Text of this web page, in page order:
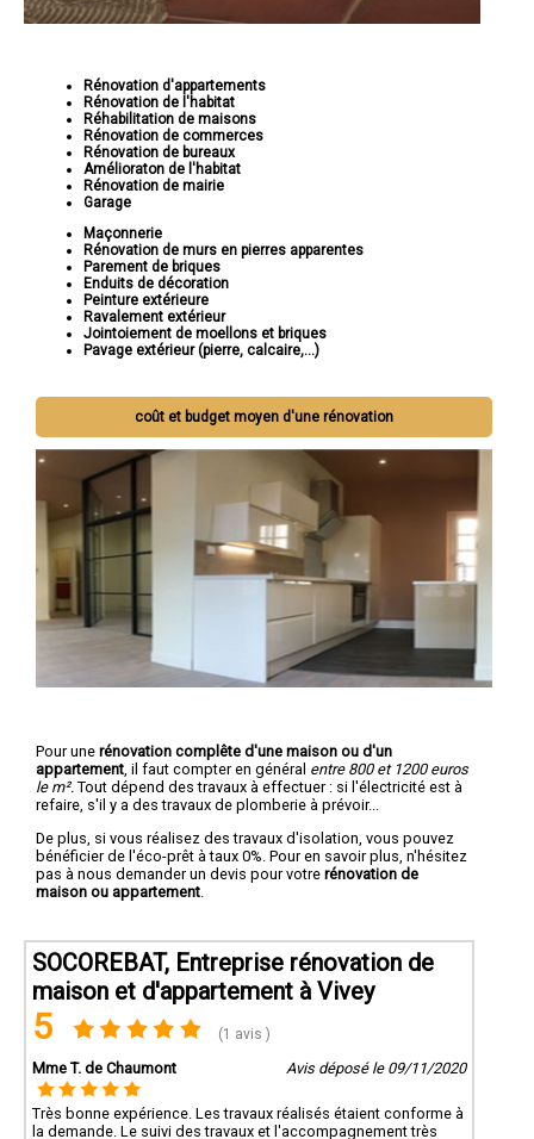
Rénovation d'appartements
Rénovation de l'habitat
Réhabilitation de maisons
Rénovation de commerces
Rénovation de bureaux
Amélioraton de l'habitat
Rénovation de mairie
Garage
Maçonnerie
Rénovation de murs en pierres apparentes
Parement de briques
Enduits de décoration
Peinture extérieure
Ravalement extérieur
Jointoiement de moellons et briques
Pavage extérieur (pierre, calcaire,...)
coût et budget moyen d'une rénovation
Pour une rénovation complête d'une maison ou d'un
appartement , il faut compter en général entre 800 et 1200 euros
le m². Tout dépend des travaux à effectuer : si l'électricité est à
refaire, s'il y a des travaux de plomberie à prévoir...
De plus, si vous réalisez des travaux d'isolation, vous pouvez
bénéficier de l'éco-prêt à taux 0%. Pour en savoir plus, n'hésitez
pas à nous demander un devis pour votre rénovation de
maison ou appartement
SOCOREBAT, Entreprise rénovation de
maison et d'appartement à Vivey
5 (1 avis )
Mme T. de Chaumont Avis déposé le 09/11/2020
Très bonne expérience. Les travaux réalisés étaient conforme à
la demande. Le suivi des travaux et l'accompagnement très